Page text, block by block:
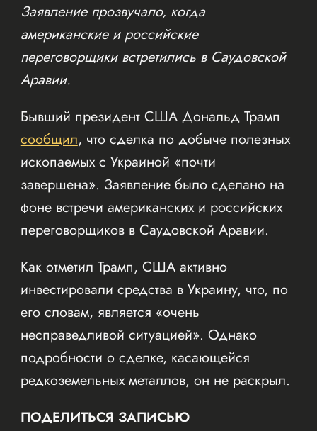
Заявление прозвучало, когда
американские и российские
переговорщики встретились в Саудовской
Аравии.
Бывший президент США Дональд Трамп
сообщил, что сделка по добыче полезных
ископаемых с Украиной «почти
завершена». Заявление было сделано на
фоне встречи американских и российских
переговорщиков в Саудовской Аравии.
Как отметил Трамп, США активно
инвестировали средства в Украину, что, по
его словам, является «очень
несправедливой ситуацией». Однако
подробности о сделке, касающейся
редкоземельных металлов, он не раскрыл.
ПОДЕЛИТЬСЯ ЗАПИСЬЮ